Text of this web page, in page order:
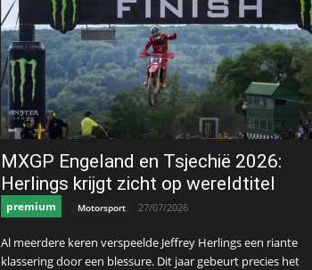
MXGP Engeland en Tsjechië 2026:
Herlings krijgt zicht op wereldtitel
premium Motorsport 27/07/2026
Al meerdere keren verspeelde Jeffrey Herlings een riante
klassering door een blessure. Dit jaar gebeurt precies het